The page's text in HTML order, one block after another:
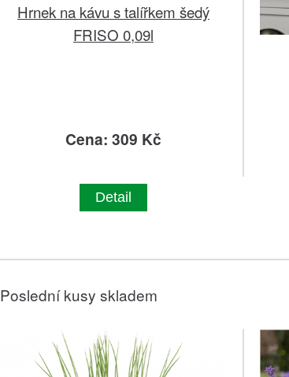
Hrnek na kávu s talířkem šedý
FRISO 0,09l
Cena: 309 Kč
Detail
Poslední kusy skladem